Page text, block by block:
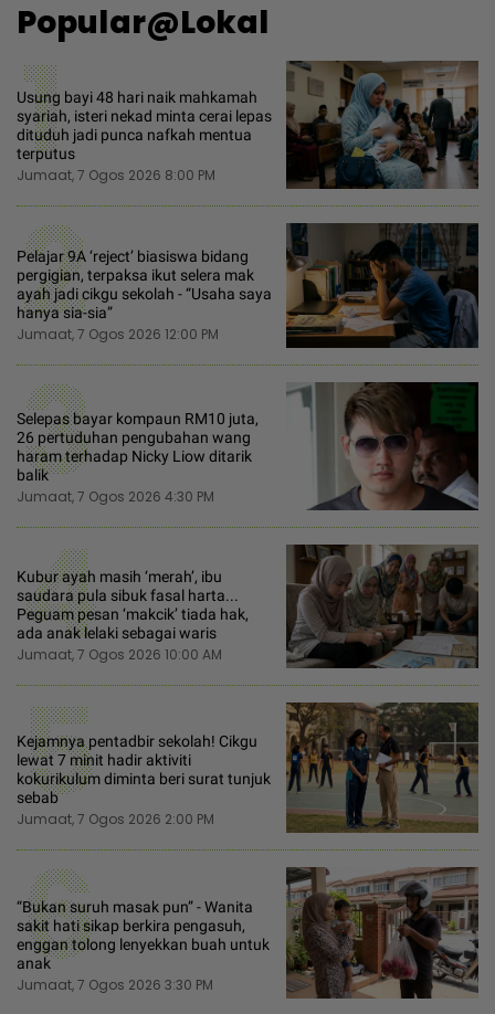
Popular@Lokal
1
Usung bayi 48 hari naik mahkamah
syariah, isteri nekad minta cerai lepas
dituduh jadi punca nafkah mentua
terputus
Jumaat, 7 Ogos 2026 8:00 PM
2
Pelajar 9A ‘reject’ biasiswa bidang
pergigian, terpaksa ikut selera mak
ayah jadi cikgu sekolah - “Usaha saya
hanya sia-sia”
Jumaat, 7 Ogos 2026 12:00 PM
3
Selepas bayar kompaun RM10 juta,
26 pertuduhan pengubahan wang
haram terhadap Nicky Liow ditarik
balik
Jumaat, 7 Ogos 2026 4:30 PM
4
Kubur ayah masih ‘merah’, ibu
saudara pula sibuk fasal harta...
Peguam pesan ‘makcik’ tiada hak,
ada anak lelaki sebagai waris
Jumaat, 7 Ogos 2026 10:00 AM
5
Kejamnya pentadbir sekolah! Cikgu
lewat 7 minit hadir aktiviti
kokurikulum diminta beri surat tunjuk
sebab
Jumaat, 7 Ogos 2026 2:00 PM
6
“Bukan suruh masak pun” - Wanita
sakit hati sikap berkira pengasuh,
enggan tolong lenyekkan buah untuk
anak
Jumaat, 7 Ogos 2026 3:30 PM